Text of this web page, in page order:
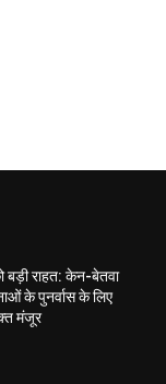
बड़ी राहत: केन-बेतवा
के पुनर्वास के लिए
मंजूर